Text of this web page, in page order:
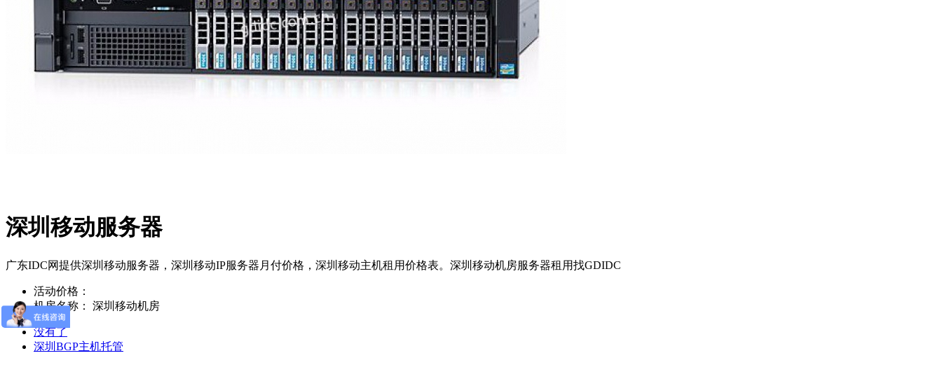
深圳移动服务器
广东IDC网提供深圳移动服务器，深圳移动IP服务器月付价格，深圳移动主机租用价格表。深圳移动机房服务器租用找GDIDC
活动价格：
机房名称：
深圳移动机房
没有了
深圳BGP主机托管